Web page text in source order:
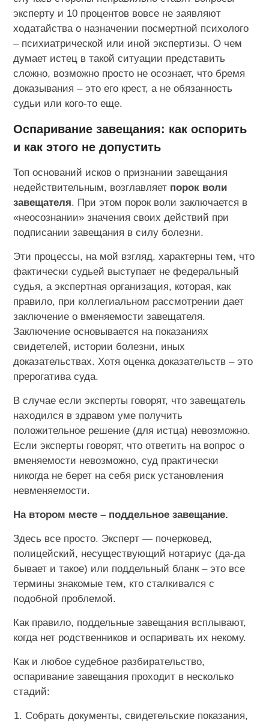
эксперту и 10 процентов вовсе не заявляют
ходатайства о назначении посмертной психолого
– психиатрической или иной экспертизы. О чем
думает истец в такой ситуации представить
сложно, возможно просто не осознает, что бремя
доказывания – это его крест, а не обязанность
судьи или кого-то еще.
Оспаривание завещания: как оспорить
и как этого не допустить
Топ оснований исков о признании завещания
недействительным, возглавляет порок воли
завещателя. При этом порок воли заключается в
«неосознании» значения своих действий при
подписании завещания в силу болезни.
Эти процессы, на мой взгляд, характерны тем, что
фактически судьей выступает не федеральный
судья, а экспертная организация, которая, как
правило, при коллегиальном рассмотрении дает
заключение о вменяемости завещателя.
Заключение основывается на показаниях
свидетелей, истории болезни, иных
доказательствах. Хотя оценка доказательств – это
прерогатива суда.
В случае если эксперты говорят, что завещатель
находился в здравом уме получить
положительное решение (для истца) невозможно.
Если эксперты говорят, что ответить на вопрос о
вменяемости невозможно, суд практически
никогда не берет на себя риск установления
невменяемости.
На втором месте – поддельное завещание.
Здесь все просто. Эксперт — почерковед,
полицейский, несуществующий нотариус (да-да
бывает и такое) или поддельный бланк – это все
термины знакомые тем, кто сталкивался с
подобной проблемой.
Как правило, поддельные завещания всплывают,
когда нет родственников и оспаривать их некому.
Как и любое судебное разбирательство,
оспаривание завещания проходит в несколько
стадий:
Собрать документы, свидетельские показания,